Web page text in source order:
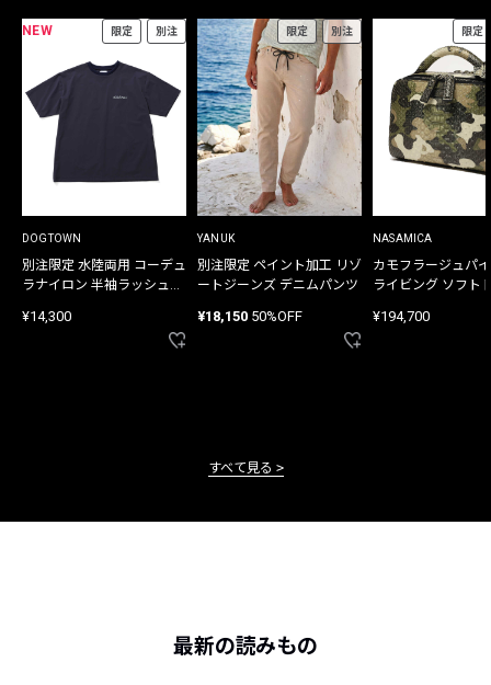
NEW 限定 別注
DOGTOWN
別注限定 水陸両用 コーデュ
ラナイロン 半袖ラッシュガ
¥14,300
限定 別注
YANUK
別注限定 ペイント加工 リゾ
ートジーンズ デニムパンツ
¥18,150 50%OFF
限定
NASAMICA
カモフラージュパ
ライビング ソフト
¥194,700
すべて見る
最新の読みもの